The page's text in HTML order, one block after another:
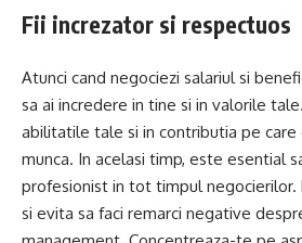
Fii increzator si respectuos
Atunci cand negociezi salariul si
sa ai incredere in tine si in valorile
abilitatile tale si in contributia pe care
munca. In acelasi timp, este esential
profesionist in tot timpul
si evita sa faci remarci negative